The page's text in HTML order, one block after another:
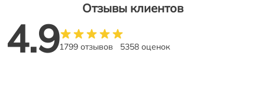
Отзывы клиентов
4.91799 отзывов 5358 оценок